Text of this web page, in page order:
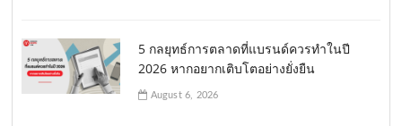
5 กลยุทธ์การตลาดที่แบรนด์ควรทำในปี
2026 หากอยากเติบโตอย่างยั่งยืน
August 6, 2026